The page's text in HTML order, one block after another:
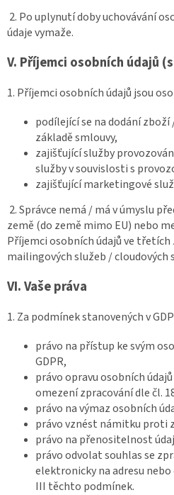
2. Po uplynutí doby uchovávání
údaje vymaže.
V. Příjemci osobních údajů
1. Příjemci osobních údajů jsou
podílející se na dodání
základě smlouvy,
zajišťující služby
služby v souvislosti s
zajišťující marketingové
2. Správce nemá / má v úmyslu
země (do země mimo EU) nebo
Příjemci osobních údajů ve
mailingových služeb / cloudových
VI.Vaše práva
1. Za podmínek stanovených v
právo na přístup ke svým
GDPR,
právo opravu osobních
omezení zpracování dle čl.
právo na výmaz osobních
právo vznést námitku proti
právo na přenositelnost
právo odvolat souhlas se
elektronicky na adresu nebo
III těchto podmínek.